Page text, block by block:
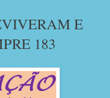
E
183